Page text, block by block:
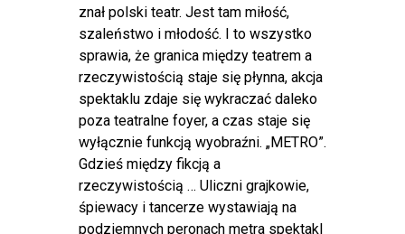
znał polski teatr. Jest tam miłość,
szaleństwo i młodość. I to wszystko
sprawia, że granica między teatrem a
rzeczywistością staje się płynna, akcja
spektaklu zdaje się wykraczać daleko
poza teatralne foyer, a czas staje się
wyłącznie funkcją wyobraźni. „METRO”.
Gdzieś między fikcją a
rzeczywistością … Uliczni grajkowie,
śpiewacy i tancerze wystawiają na
podziemnych peronach metra spektakl